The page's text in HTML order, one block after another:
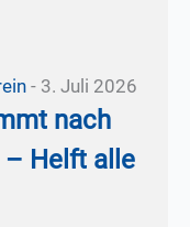
- 3. Juli 2026
nach
– Helft alle